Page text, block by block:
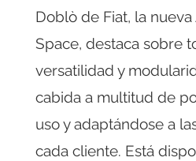
Doblò de Fiat, la
Space, destaca sobre
versatilidad y
cabida a multitud de
uso y adaptándose a
cada cliente. Está